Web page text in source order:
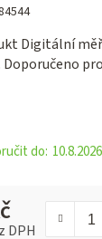
Digitální
Doporučeno
10.8.2026
DPH